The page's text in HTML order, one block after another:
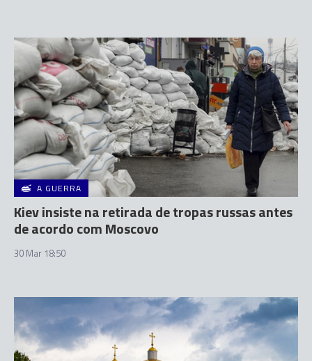
A GUERRA
Kiev insiste na retirada de tropas russas antes
de acordo com Moscovo
30 Mar 18:50